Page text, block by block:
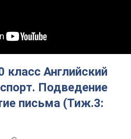
класс Английский
Подведение
письма (Тиж.3: